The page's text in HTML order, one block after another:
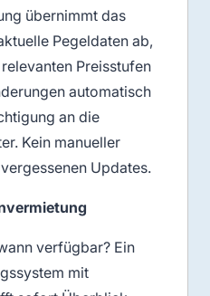
übernimmt das
Pegeldaten ab,
Preisstufen
automatisch
an die
Kein manueller
Updates.
verfügbar? Ein
mit